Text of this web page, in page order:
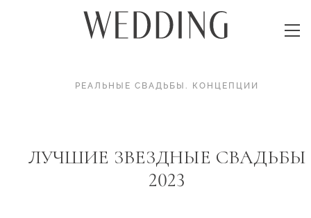
РЕАЛЬНЫЕ СВАДЬБЫ . КОНЦЕПЦИИ
ЛУЧШИЕ ЗВЕЗДНЫЕ СВАДЬБЫ
2023